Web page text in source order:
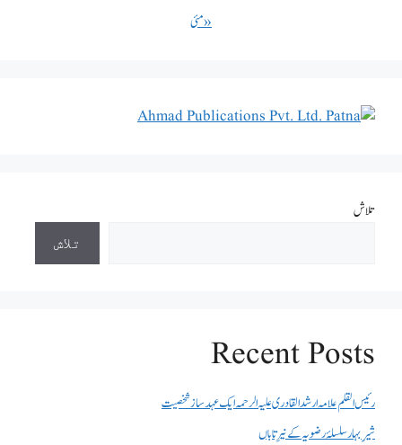
« مئی
تلاش
تلاش
Recent Posts
رئیس القلم علامہ ارشد القادری علیہ الرحمہ ایک عہد ساز شخصیت
شیرِ بہار سلسلۂ رضویہ کے نیرِ تاباں